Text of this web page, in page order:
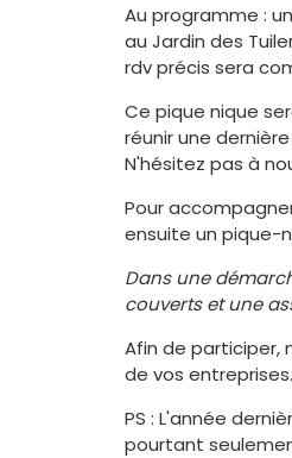
Au programme :
au Jardin des
rdv précis sera
Ce pique nique
réunir une
N'hésitez pas à
Pour
ensuite un pique-
Dans une
couverts et une
Afin de participer,
de vos entreprises.
PS : L'année
pourtant